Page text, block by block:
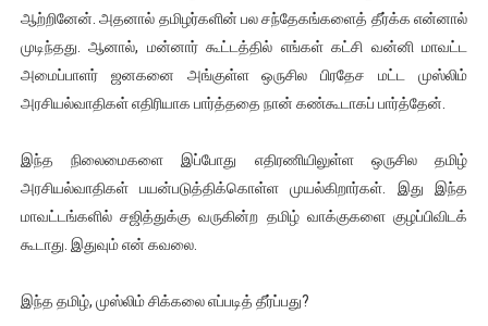
ஆற்றினேன். அதனால் தமிழர்களின் பல சந்தேகங்களைத் தீர்க்க என்னால்
முடிந்தது. ஆனால், மன்னார் கூட்டத்தில் எங்கள் கட்சி வன்னி மாவட்ட
அமைப்பாளர் ஜனகனை அங்குள்ள ஒருசில பிரதேச மட்ட முஸ்லிம்
அரசியல்வாதிகள் எதிரியாக பார்த்ததை நான் கண்கூடாகப் பார்த்தேன்.
இந்த நிலைமைகளை இப்போது எதிரணியிலுள்ள ஒருசில தமிழ்
அரசியல்வாதிகள் பயன்படுத்திக்கொள்ள முயல்கிறார்கள். இது இந்த
மாவட்டங்களில் சஜித்துக்கு வருகின்ற தமிழ் வாக்குகளை குழப்பிவிடக்
கூடாது. இதுவும் என் கவலை.
இந்த தமிழ், முஸ்லிம் சிக்கலை எப்படித் தீர்ப்பது?